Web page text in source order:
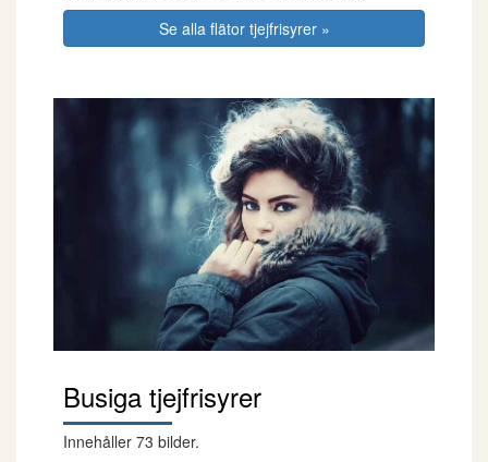
Se alla flätor tjejfrisyrer »
Busiga tjejfrisyrer
Innehåller 73 bilder.